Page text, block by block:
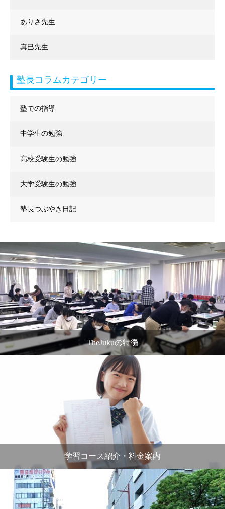
ありさ先生
真巳先生
塾長コラムカテゴリー
塾での指導
中学生の勉強
高校受験生の勉強
大学受験生の勉強
塾長つぶやき日記
TheJukuの特徴
学習コース紹介・料金案内